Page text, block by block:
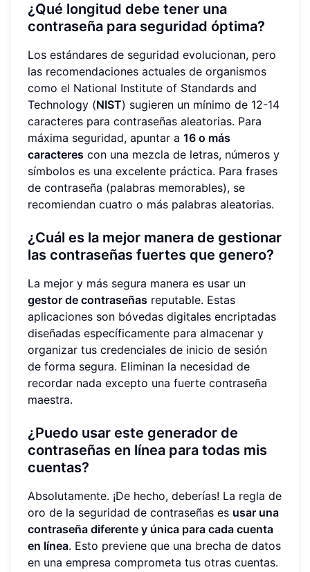
¿Qué longitud debe tener una
contraseña para seguridad óptima?
Los estándares de seguridad evolucionan, pero
las recomendaciones actuales de organismos
como el National Institute of Standards and
Technology (NIST) sugieren un mínimo de 12-14
caracteres para contraseñas aleatorias. Para
máxima seguridad, apuntar a 16 o más
caracteres con una mezcla de letras, números y
símbolos es una excelente práctica. Para frases
de contraseña (palabras memorables), se
recomiendan cuatro o más palabras aleatorias.
¿Cuál es la mejor manera de gestionar
las contraseñas fuertes que genero?
La mejor y más segura manera es usar un
gestor de contraseñas reputable. Estas
aplicaciones son bóvedas digitales encriptadas
diseñadas específicamente para almacenar y
organizar tus credenciales de inicio de sesión
de forma segura. Eliminan la necesidad de
recordar nada excepto una fuerte contraseña
maestra.
¿Puedo usar este generador de
contraseñas en línea para todas mis
cuentas?
Absolutamente. ¡De hecho, deberías! La regla de
oro de la seguridad de contraseñas es usar una
contraseña diferente y única para cada cuenta
en línea. Esto previene que una brecha de datos
en una empresa comprometa tus otras cuentas.